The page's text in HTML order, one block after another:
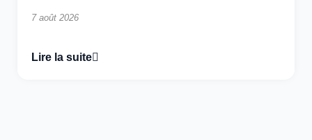
7 août 2026
Lire la suite